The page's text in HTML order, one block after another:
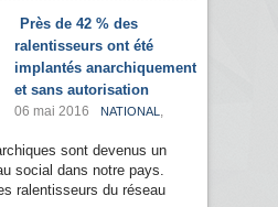
Près de 42 % des
ralentisseurs ont été
implantés anarchiquement
et sans autorisation
06 mai 2016 NATIONAL ,
sont devenus un
social dans notre pays.
ralentisseurs du réseau